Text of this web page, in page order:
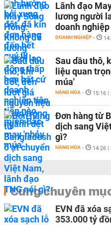
Lãnh đạo
lương người
doanh
DOANH NGHIỆP -
Sau dầu thô,
liệu quan
múa'
HÀNG HÓA - 15:16
Đơn hàng từ
dịch sang
gì?
HÀNG HÓA - 14:26
Cùng chuyên
EVN đã xóa
353.000 tỷ